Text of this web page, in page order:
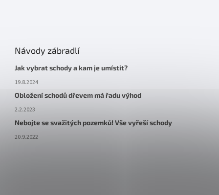
Návody zábradlí
Jak vybrat schody a kam je umístit?
19.8.2024
Obložení schodů dřevem má řadu výhod
2.2.2023
Nebojte se svažitých pozemků! Vše vyřeší schody
20.9.2022